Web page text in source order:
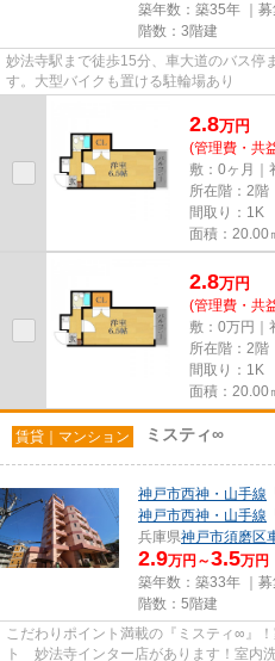
築年数：築35年 ｜募
階数：3階建
妙法寺駅まで徒歩15分、車大道のバス停
す。大型バイクも置ける駐輪場あり
2.8万円
(管理費・共
敷：0ヶ月｜
所在階：2階
間取り：1K
面積：20.00
2.8万円
(管理費・共
敷：0万円｜
所在階：2階
間取り：1K
面積：20.00
賃貸｜マンション ミスティ∞
神戸市西神・山手線
神戸市西神・山手線
兵庫県神戸市須磨区
2.9万円～3.5万円
築年数：築33年 ｜募
階数：5階建
こだわりポイント満載の『ミスティ∞』
ト 妙法寺インター店があります！室内